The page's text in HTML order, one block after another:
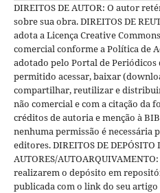
DIREITOS DE AUTOR: O autor
sobre sua obra. DIREITOS DE
adota a Licença Creative
comercial conforme a Política de
adotado pelo Portal de Periódicos
permitido acessar, baixar
compartilhar, reutilizar e
não comercial e com a citação da
créditos de autoria e menção à
nenhuma permissão é necessária
editores. DIREITOS DE DEPÓSITO
AUTORES/
realizarem o depósito em
publicada com o link do seu